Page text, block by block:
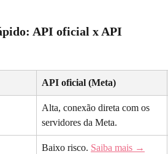
API oficial x API
API oficial (Meta)
Alta, conexão direta com os
servidores da Meta.
Baixo risco. Saiba mais →